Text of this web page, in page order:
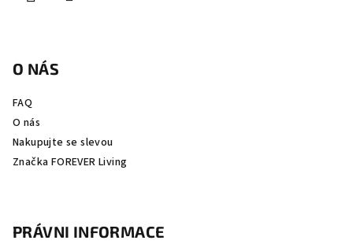
O NÁS
FAQ
O nás
Nakupujte se slevou
Značka FOREVER Living
PRÁVNI INFORMACE